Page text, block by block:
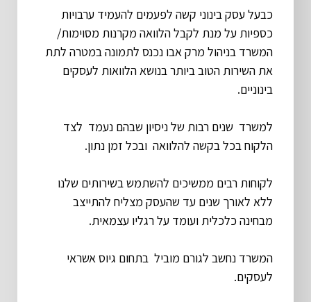
כבעל עסק בינוני קשה לפעמים להעמיד ערבויות
כספיות על מנת לקבל הלוואה מקרנות מסוימות/
המשרד בניהול מרק אבו נכנס לתמונה במטרה לתת
את השירות הטוב ביותר בנושא הלוואות לעסקים
בינוניים.
למשרד שנים רבות של ניסיון שבהם נעמד לצד
הלקוח בכל בקשה להלוואה ובכל זמן נתון.
לקוחות רבים ממשיכים להשתמש בשירותים שלנו
ללא לאורך שנים עד שהעסק מצליח להתייצב
מבחינה כלכלית ועומד על רגליו עצמאית.
המשרד נחשב לגורם מוביל בתחום גיוס אשראי
לעסקים.